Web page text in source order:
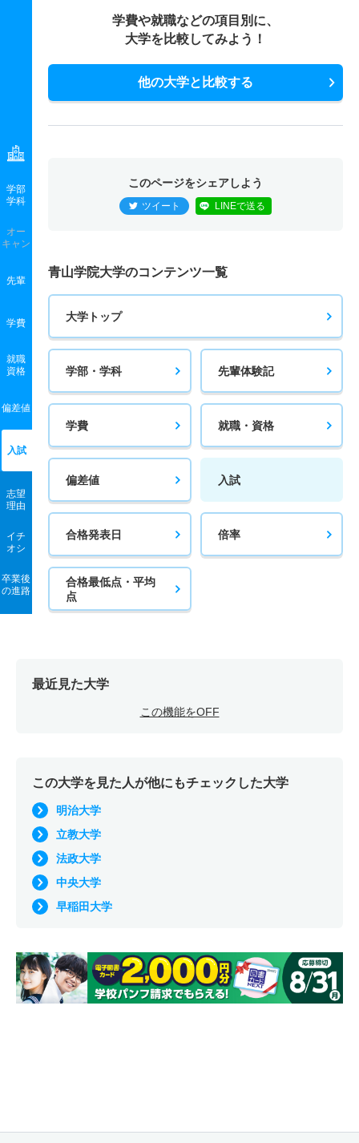
学部
学科
オー
キャン
先輩
学費
就職
資格
偏差値
入試
志望
理由
イチ
オシ
卒業後
の進路
学費や就職などの項目別に、
大学を比較してみよう！
他の大学と比較する
このページをシェアしよう
ツイート LINEで送る
青山学院大学のコンテンツ一覧
大学トップ
学部・学科 先輩体験記
学費 就職・資格
偏差値 入試
合格発表日 倍率
合格最低点・平均
点
最近見た大学
この機能をOFF
この大学を見た人が他にもチェックした大学
明治大学
立教大学
法政大学
中央大学
早稲田大学